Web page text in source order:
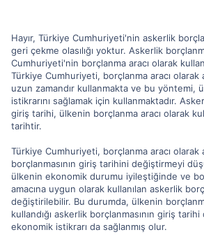
Hayır, Türkiye Cumhuriyeti'nin askerlik
geri çekme olasılığı yoktur. Askerlik
Cumhuriyeti'nin borçlanma aracı olarak
Türkiye Cumhuriyeti, borçlanma aracı olarak
uzun zamandır kullanmakta ve bu yöntemi,
istikrarını sağlamak için kullanmaktadır.
giriş tarihi, ülkenin borçlanma aracı olarak
tarihtir.
Türkiye Cumhuriyeti, borçlanma aracı olarak
borçlanmasının giriş tarihini değiştirmeyi
ülkenin ekonomik durumu iyileştiğinde ve
amacına uygun olarak kullanılan askerlik
değiştirilebilir. Bu durumda, ülkenin
kullandığı askerlik borçlanmasının giriş
ekonomik istikrarı da sağlanmış olur.